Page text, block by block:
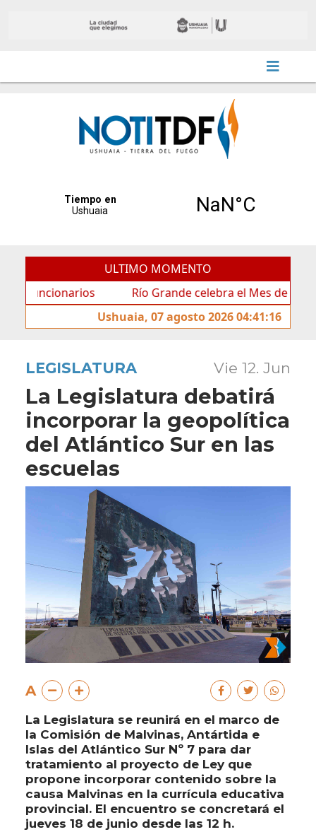
ULTIMO MOMENTO
Río Grande celebra el Mes de las
Ushuaia, 07 agosto 2026 04:41:16
LEGISLATURA Vie 12. Jun
La Legislatura debatirá
incorporar la geopolítica
del Atlántico Sur en las
escuelas
A
La Legislatura se reunirá en el marco de
la Comisión de Malvinas, Antártida e
Islas del Atlántico Sur Nº 7 para dar
tratamiento al proyecto de Ley que
propone incorporar contenido sobre la
causa Malvinas en la currícula educativa
provincial. El encuentro se concretará el
jueves 18 de junio desde las 12 h.